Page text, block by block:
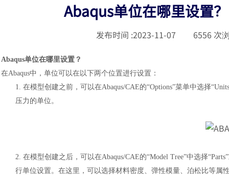
Abaqus单位在哪里设置
发布时间 :2023-11-07 6556 次
Abaqus单位在哪里设置 ？
在Abaqus中，单位可以在以下两个位置进行设置：
1. 在模型创建之前，可以在Abaqus/CAE的“Options”菜单中选择
压力的单位。
2. 在模型创建之后，可以在Abaqus/CAE的“Model Tree”中选择
行单位设置。在这里，可以选择材料密度、弹性模量、泊松比等属